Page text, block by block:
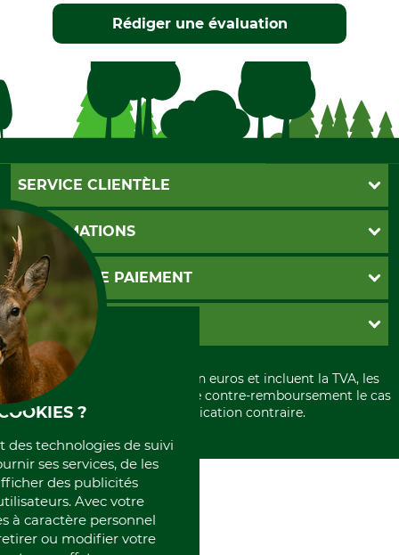
Rédiger une évaluation
SERVICE CLIENTÈLE
Foire aux questions
Abonnement à la newsletter
Contact
Garantie / Devis
Paramètres des cookies
INFORMATIONS
CGV
Livraison
Conditions d'annulation
Formulaire de rétraction
Politique de confidentialité
Élimination et environnement
Rétractation de votre commande
MOYENS DE PAIEMENT
PayPal
Carte de crédit
Paiement á l'avance
GRUBE KG
Histoire
International
Portrait
Tous les prix sont exprimés en euros et incluent la TVA, les
frais d'expédition et les frais de contre-remboursement le cas
échéant, sauf indication contraire.
?
des technologies de suivi
ses services, de les
des publicités
Avec votre
à caractère personnel
ou modifier votre